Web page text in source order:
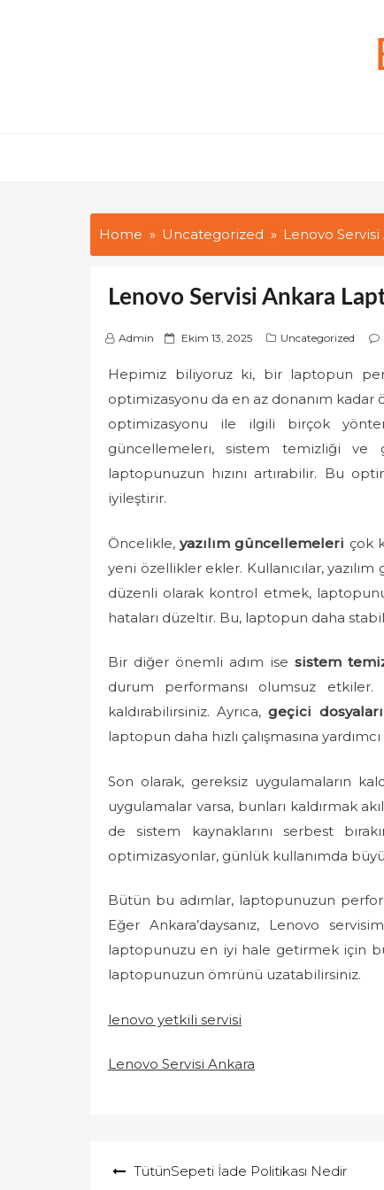
Home Uncategorized Lenovo
Lenovo Servisi Ankara
Admin
P
s
t
d
o
n
Ekim 13, 2025 Uncategorized
Hepimiz biliyoruz ki, bir laptopun
optimizasyonu da en az donanım kadar
optimizasyonu ile ilgili birçok
güncellemeleri, sistem temizliği ve
laptopunuzun hızını artırabilir. Bu
iyileştirir.
Öncelikle,yazılım güncellemeleri çok
yeni özellikler ekler. Kullanıcılar,
düzenli olarak kontrol etmek,
hataları düzeltir. Bu, laptopun daha stabil
Bir diğer önemli adım ise sistem
durum performansı olumsuz etkiler.
kaldırabilirsiniz. Ayrıca,geçici dosyaları
laptopun daha hızlı çalışmasına
Son olarak, gereksiz uygulamaların
uygulamalar varsa, bunları kaldırmak
de sistem kaynaklarını serbest
optimizasyonlar, günlük kullanımda
Bütün bu adımlar, laptopunuzun
Eğer Ankara’daysanız, Lenovo
laptopunuzu en iyi hale getirmek için
laptopunuzun ömrünü uzatabilirsiniz.
lenovo yetkili servisi
Lenovo Servisi Ankara
gezinmesi
TütünSepeti İade Politikası Nedir